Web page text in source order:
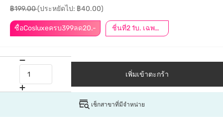
ซื้อCosluxeครบ399ลด20.- ชิ้นที่2 1บ. เฉพาะออนไลน์ | กดสินค้า 2 ชิ้นเพื่อรับโปรโมชันนี้
฿199.00(ประหยัดไป: ฿40.00)
เพิ่มเข้าตะกร้า
เช็กสาขาที่มีจำหน่าย